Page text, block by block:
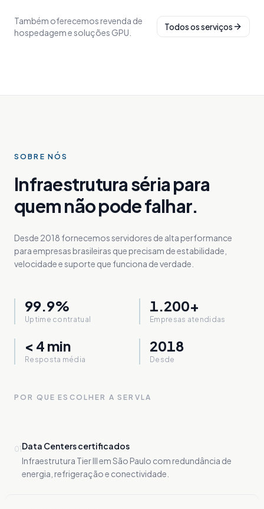
Também oferecemos revenda de
hospedagem e soluções GPU.
Todos os serviços
SOBRE NÓS
Infraestrutura séria para
quem não pode falhar.
Desde 2018 fornecemos servidores de alta performance
para empresas brasileiras que precisam de estabilidade,
velocidade e suporte que funciona de verdade.
99.9%
Uptime contratual
1.200+
Empresas atendidas
< 4 min
Resposta média
2018
Desde
POR QUE ESCOLHER A SERVLA
01 Data Centers certificados
Infraestrutura Tier III em São Paulo com redundância de
energia, refrigeração e conectividade.